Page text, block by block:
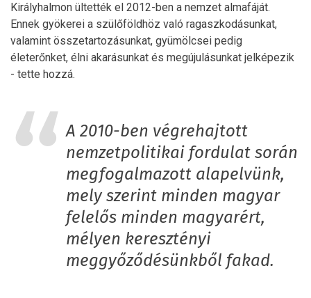
Királyhalmon ültették el 2012-ben a nemzet almafáját.
Ennek gyökerei a szülőföldhöz való ragaszkodásunkat,
valamint összetartozásunkat, gyümölcsei pedig
életerőnket, élni akarásunkat és megújulásunkat jelképezik
- tette hozzá.
A 2010-ben végrehajtott
nemzetpolitikai fordulat során
megfogalmazott alapelvünk,
mely szerint minden magyar
felelős minden magyarért,
mélyen keresztényi
meggyőződésünkből fakad.